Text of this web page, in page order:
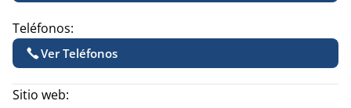
Teléfonos:
Ver Teléfonos
Sitio web: